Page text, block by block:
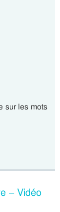
sur les mots
– Vidéo